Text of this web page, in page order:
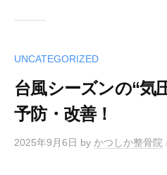
UNCATEGORIZED
台風シーズンの“気
予防・改善！
2025年9月6日 by かつしか整骨院